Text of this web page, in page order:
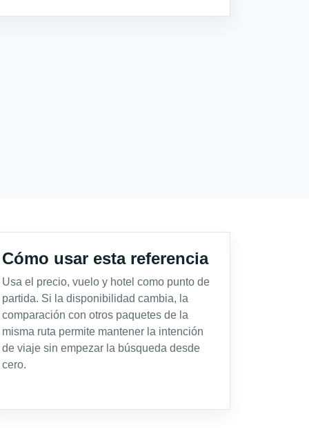
Cómo usar esta referencia
Usa el precio, vuelo y hotel como punto de
partida. Si la disponibilidad cambia, la
comparación con otros paquetes de la
misma ruta permite mantener la intención
de viaje sin empezar la búsqueda desde
cero.